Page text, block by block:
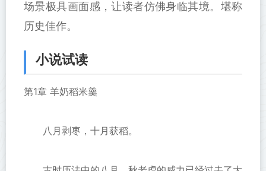
场景极具画面感，让读者仿佛身临其境。堪称
历史佳作。
小说试读
第1章 羊奶稻米羹
八月剥枣，十月获稻。